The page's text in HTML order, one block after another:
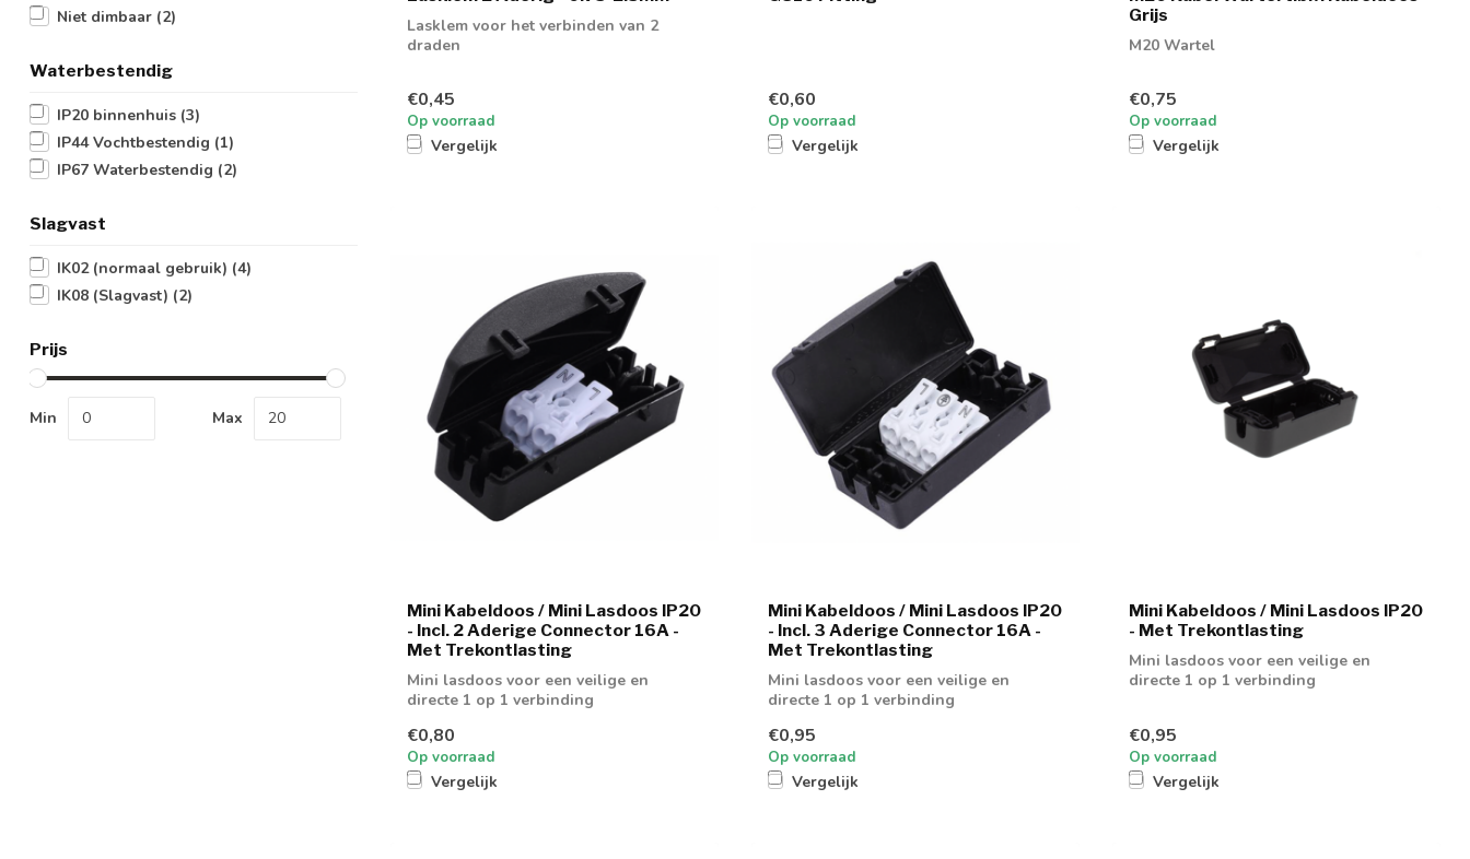
Niet dimbaar (2)
Waterbestendig
IP20 binnenhuis (3)
IP44 Vochtbestendig (1)
IP67 Waterbestendig (2)
Slagvast
IK02 (normaal gebruik) (4)
IK08 (Slagvast) (2)
Prijs
Min Max
Lasklem voor het verbinden van 2
draden
€0,45
Op voorraad
Vergelijk
€0,60
Op voorraad
Vergelijk
Grijs
M20 Wartel
€0,75
Op voorraad
Vergelijk
Mini Kabeldoos / Mini Lasdoos IP20
- Incl. 2 Aderige Connector 16A -
Met Trekontlasting
Mini lasdoos voor een veilige en
directe 1 op 1 verbinding
€0,80
Op voorraad
Vergelijk
Mini Kabeldoos / Mini Lasdoos IP20
- Incl. 3 Aderige Connector 16A -
Met Trekontlasting
Mini lasdoos voor een veilige en
directe 1 op 1 verbinding
€0,95
Op voorraad
Vergelijk
Mini Kabeldoos / Mini Lasdoos IP20
- Met Trekontlasting
Mini lasdoos voor een veilige en
directe 1 op 1 verbinding
€0,95
Op voorraad
Vergelijk